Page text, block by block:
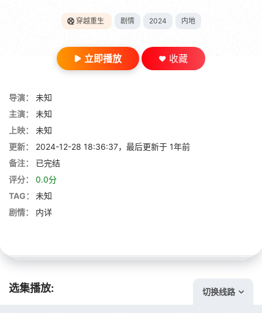
穿越重生 剧情 2024 内地
立即播放 收藏
导演：
未知
主演：
未知
上映：
未知
更新：
2024-12-28 18:36:37，最后更新于 1年前
备注：
已完结
评分：
0.0分
TAG：
未知
剧情：
内详
选集播放: 切换线路